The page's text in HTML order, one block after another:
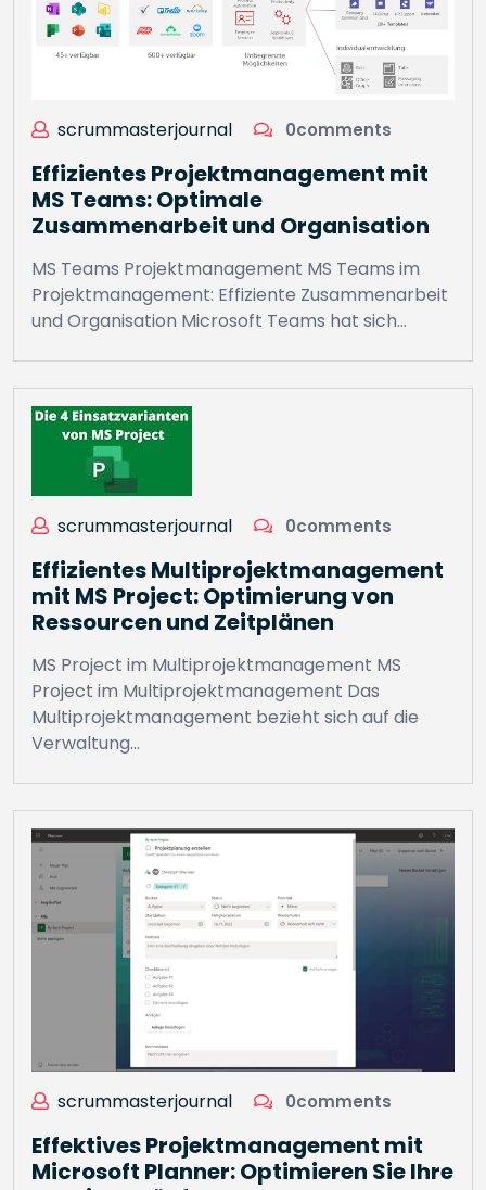
scrummasterjournal 0comments
Effizientes Projektmanagement mit
MS Teams: Optimale
Zusammenarbeit und Organisation
MS Teams Projektmanagement MS Teams im
Projektmanagement: Effiziente Zusammenarbeit
und Organisation Microsoft Teams hat sich…
scrummasterjournal 0comments
Effizientes Multiprojektmanagement
mit MS Project: Optimierung von
Ressourcen und Zeitplänen
MS Project im Multiprojektmanagement MS
Project im Multiprojektmanagement Das
Multiprojektmanagement bezieht sich auf die
Verwaltung…
scrummasterjournal 0comments
Effektives Projektmanagement mit
Microsoft Planner: Optimieren Sie Ihre